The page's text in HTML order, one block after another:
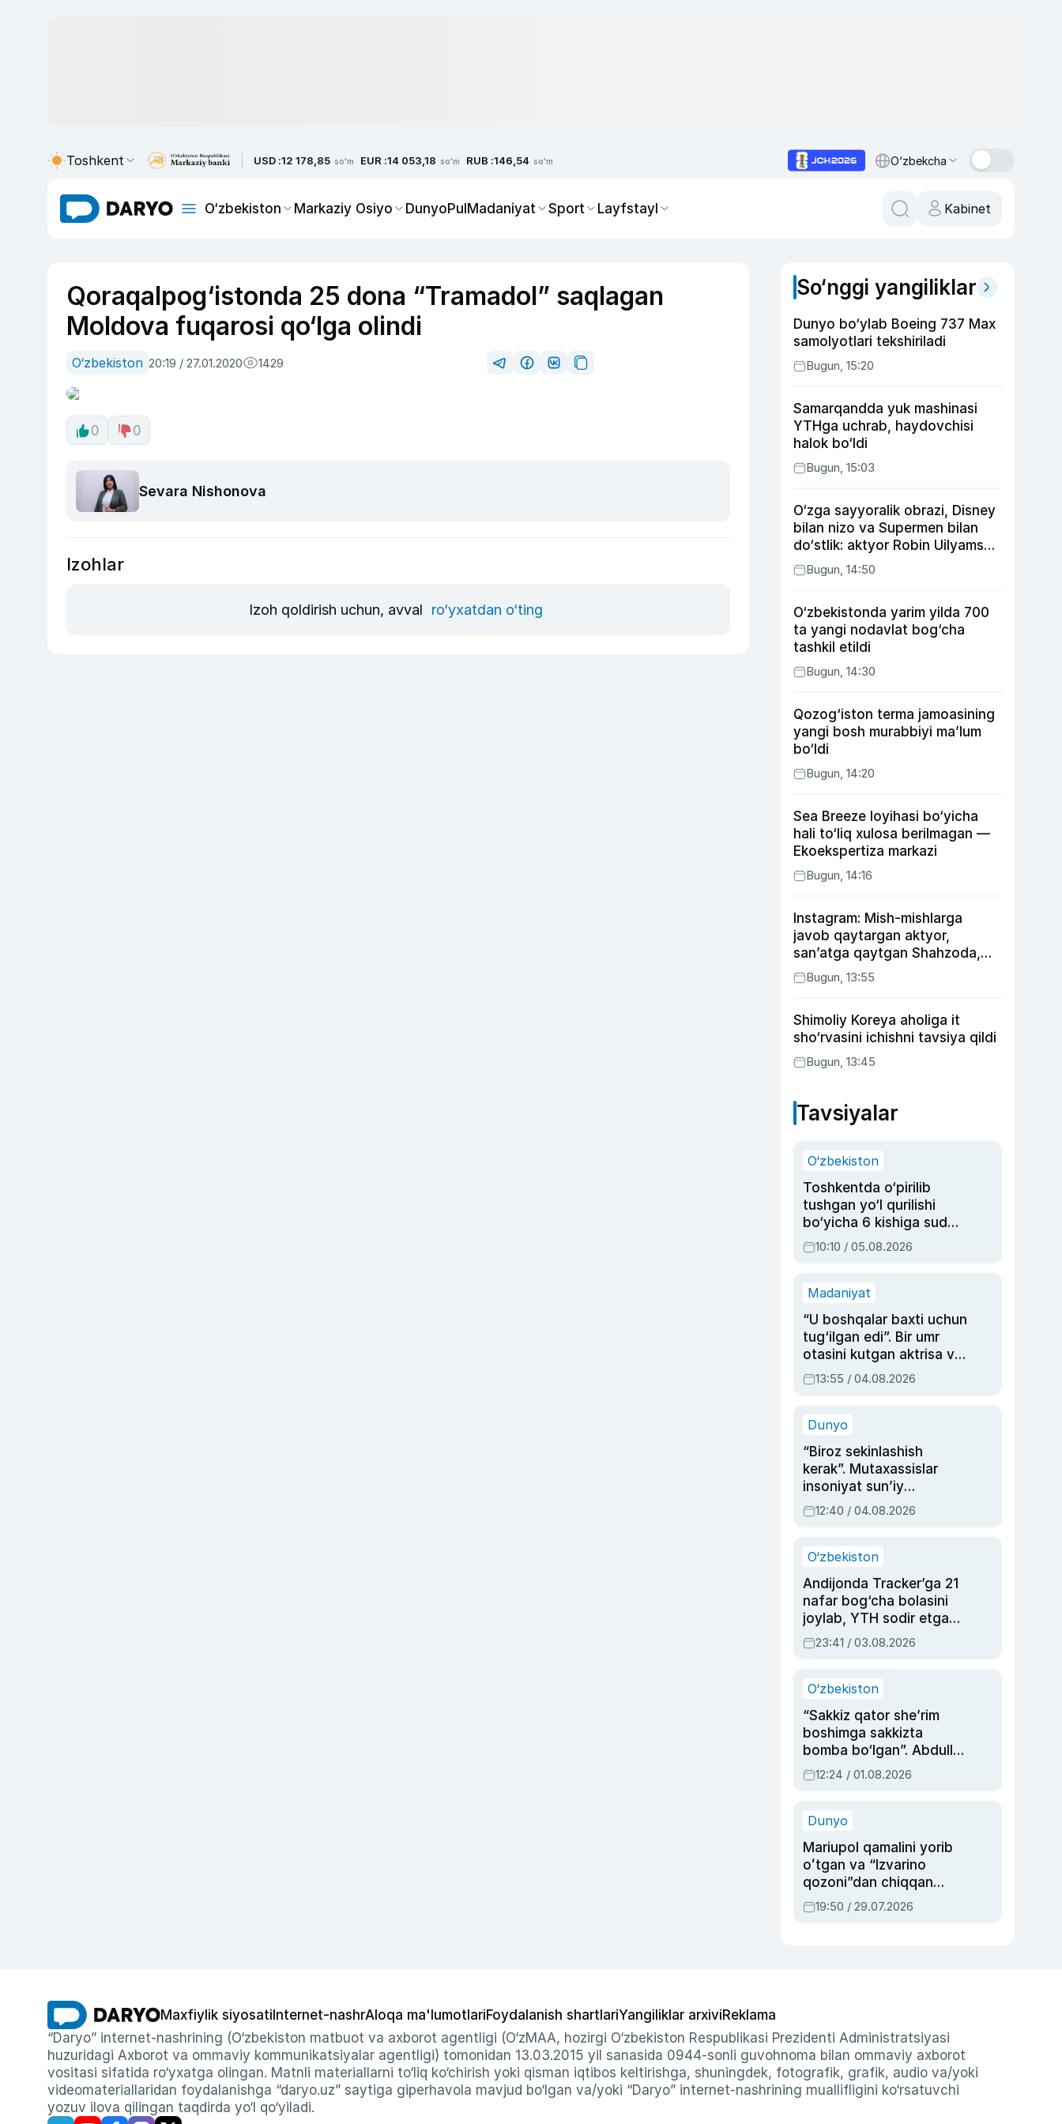
Toshkent USD :12 178,85 so'm EUR :14 053,18 so'm RUB :146,54 so'm O‘zbekcha
O‘zbekiston Markaziy Osiyo DunyoPulMadaniyat Sport Layfstayl Kabinet
Qoraqalpog‘istonda 25 dona “Tramadol” saqlagan
Moldova fuqarosi qo‘lga olindi
O‘zbekiston 20:19 / 27.01.2020 1429
0 0
Sevara Nishonova
Izohlar
Izoh qoldirish uchun, avval ro‘yxatdan o‘ting
So‘nggi yangiliklar
Dunyo bo‘ylab Boeing 737 Max
samolyotlari tekshiriladi
Bugun, 15:20
Samarqandda yuk mashinasi
YTHga uchrab, haydovchisi
halok bo‘ldi
Bugun, 15:03
O‘zga sayyoralik obrazi, Disney
bilan nizo va Supermen bilan
do‘stlik: aktyor Robin Uilyams
haqida ko‘pchilik bilmaydigan
faktlar
Bugun, 14:50
O‘zbekistonda yarim yilda 700
ta yangi nodavlat bog‘cha
tashkil etildi
Bugun, 14:30
Qozog‘iston terma jamoasining
yangi bosh murabbiyi ma’lum
bo‘ldi
Bugun, 14:20
Sea Breeze loyihasi bo‘yicha
hali to‘liq xulosa berilmagan —
Ekoekspertiza markazi
Bugun, 14:16
Instagram: Mish-mishlarga
javob qaytargan aktyor,
san’atga qaytgan Shahzoda,
yo‘lga asfalt yotqizgan
Jahongir Otajonov
Bugun, 13:55
Shimoliy Koreya aholiga it
sho‘rvasini ichishni tavsiya qildi
Bugun, 13:45
Tavsiyalar
O‘zbekiston
Toshkentda o‘pirilib
tushgan yo‘l qurilishi
bo‘yicha 6 kishiga sud
hukmi o‘qildi
10:10 / 05.08.2026
Madaniyat
“U boshqalar baxti uchun
tug‘ilgan edi”. Bir umr
otasini kutgan aktrisa va
dublyaj ustasi Rimma
Ahmedovaning
13:55 / 04.08.2026
Dunyo
“Biroz sekinlashish
kerak”. Mutaxassislar
insoniyat sun’iy
intellektni boshqara
olmay qolishidan xavotir
12:40 / 04.08.2026
O‘zbekiston
Andijonda Tracker’ga 21
nafar bog‘cha bolasini
joylab, YTH sodir etgan
ayolga sud hukmi o‘qildi
23:41 / 03.08.2026
O‘zbekiston
“Sakkiz qator she’rim
boshimga sakkizta
bomba bo‘lgan”. Abdulla
Oripovni siyosiy
ayblovlardan asrab
12:24 / 01.08.2026
Dunyo
Mariupol qamalini yorib
oʻtgan va “Izvarino
qozoni”dan chiqqan
qahramon — Ukraina
armiyasi bosh
19:50 / 29.07.2026
Maxfiylik siyosati Internet-nashrAloqa ma'lumotlariFoydalanish shartlariYangiliklar arxiviReklama
“Daryo” internet-nashrining (O‘zbekiston matbuot va axborot agentligi (O‘zMAA, hozirgi O‘zbekiston Respublikasi Prezidenti Administratsiyasi
huzuridagi Axborot va ommaviy kommunikatsiyalar agentligi) tomonidan 13.03.2015 yil sanasida 0944-sonli guvohnoma bilan ommaviy axborot
vositasi sifatida ro‘yxatga olingan. Matnli materiallarni to‘liq ko‘chirish yoki qisman iqtibos keltirishga, shuningdek, fotografik, grafik, audio va/yoki
videomateriallaridan foydalanishga “daryo.uz” saytiga giperhavola mavjud bo‘lgan va/yoki “Daryo” internet-nashrining muallifligini ko‘rsatuvchi
yozuv ilova qilingan taqdirda yo‘l qo‘yiladi.